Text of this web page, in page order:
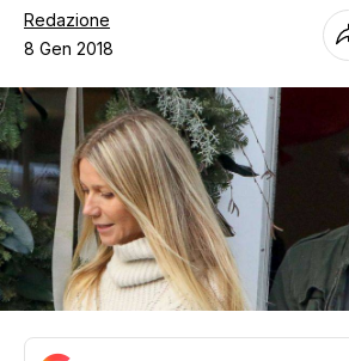
Chi siamo
Contatti
Redazione
8 Gen 2018